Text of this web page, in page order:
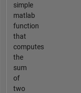
simple
matlab
function
that
computes
the
sum
of
two